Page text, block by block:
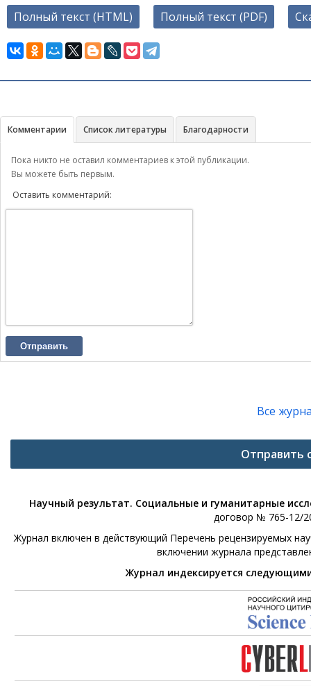
Полный текст (HTML) Полный текст (PDF)
Комментарии Список литературы Благодарности
Пока никто не оставил комментариев к этой публикации.
Вы можете быть первым.
Оставить комментарий:
Отправить
Все
Отправить
Научный результат. Социальные и гуманитарные
договор № 765-12/
Журнал включен в действующий Перечень рецензируемых
включении журнала
Журнал индексируется